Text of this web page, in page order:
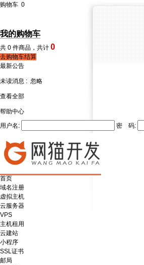
购物车 0
我的购物车
共 0 件商品，共计 0
去购物车结算
最新公告
未读消息 : 忽略
查看全部
帮助中心
用户名:
密 码:
首页
域名注册
虚拟主机
云服务器
VPS
主机租用
云建站
小程序
SSL证书
邮局